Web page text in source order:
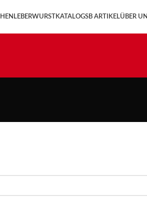
KATALOGSB ARTIKELÜBER